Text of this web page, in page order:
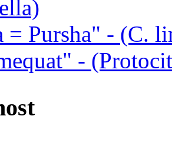
= Pursha" - (C.
-